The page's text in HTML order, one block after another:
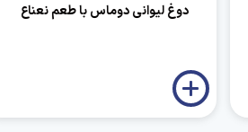
دوغ لیوانی دوماس با طعم نعناع